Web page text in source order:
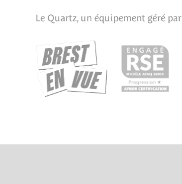
Le Quartz, un équipement géré par